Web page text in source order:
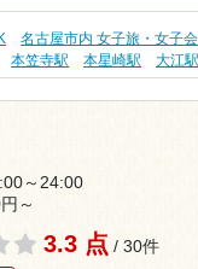
名古屋市内 女子旅・女子会
本笠寺駅 本星崎駅 大江駅
～24:00
～
3.3 点 / 30件